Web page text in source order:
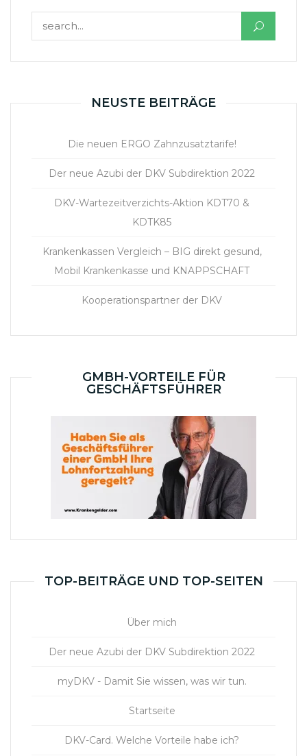
NEUSTE BEITRÄGE
Die neuen ERGO Zahnzusatztarife!
Der neue Azubi der DKV Subdirektion 2022
DKV-Wartezeitverzichts-Aktion KDT70 &
KDTK85
Krankenkassen Vergleich – BIG direkt gesund,
Mobil Krankenkasse und KNAPPSCHAFT
Kooperationspartner der DKV
GMBH-VORTEILE FÜR
GESCHÄFTSFÜHRER
TOP-BEITRÄGE UND TOP-SEITEN
Über mich
Der neue Azubi der DKV Subdirektion 2022
myDKV - Damit Sie wissen, was wir tun.
Startseite
DKV-Card. Welche Vorteile habe ich?